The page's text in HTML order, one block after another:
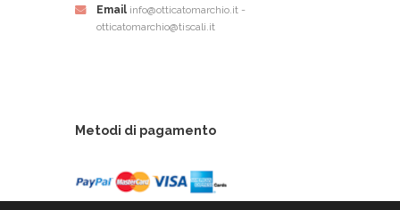
Email info@otticatomarchio.it -
otticatomarchio@tiscali.it
Metodi di pagamento